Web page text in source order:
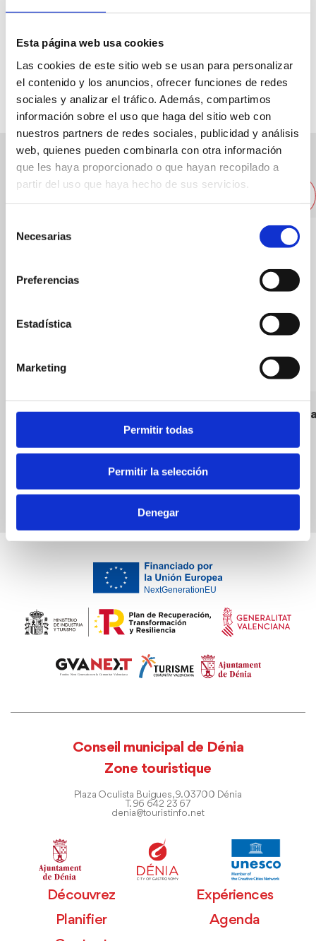
Esta página web usa cookies
Las cookies de este sitio web se usan para personalizar
el contenido y los anuncios, ofrecer funciones de redes
sociales y analizar el tráfico. Además, compartimos
información sobre el uso que haga del sitio web con
nuestros partners de redes sociales, publicidad y análisis
web, quienes pueden combinarla con otra información
que les haya proporcionado o que hayan recopilado a
partir del uso que haya hecho de sus servicios.
Necesarias
Preferencias
Estadística
Marketing
Permitir todas
Permitir la selección
Denegar
Paseo del Saladar, 20
676047226
Autres restaurants à proximité
La bahía 2
Conseil municipal de Dénia
Zone touristique
Plaza Oculista Buigues, 9. 03700 Dénia
T. 96 642 23 67
denia@touristinfo.net
Découvrez
Expériences
Planifier
Agenda